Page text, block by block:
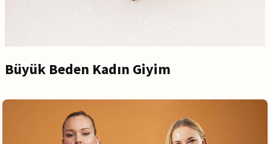
Büyük Beden Kadın Giyim